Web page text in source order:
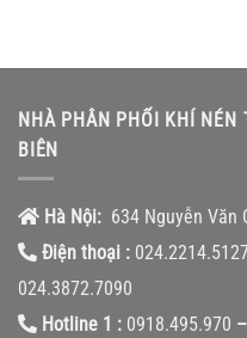
NHÀ PHÂN PHỐI KHÍ NÉN
BIÊN
Hà Nội: 634 Nguyễn Văn
Điện thoại :
024.3872.7090
Hotline 1 : 0918.495.970 –